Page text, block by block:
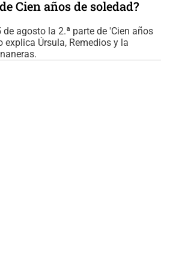
Cien años de soledad?
agosto la 2.ª parte de 'Cien años
explica Úrsula, Remedios y la